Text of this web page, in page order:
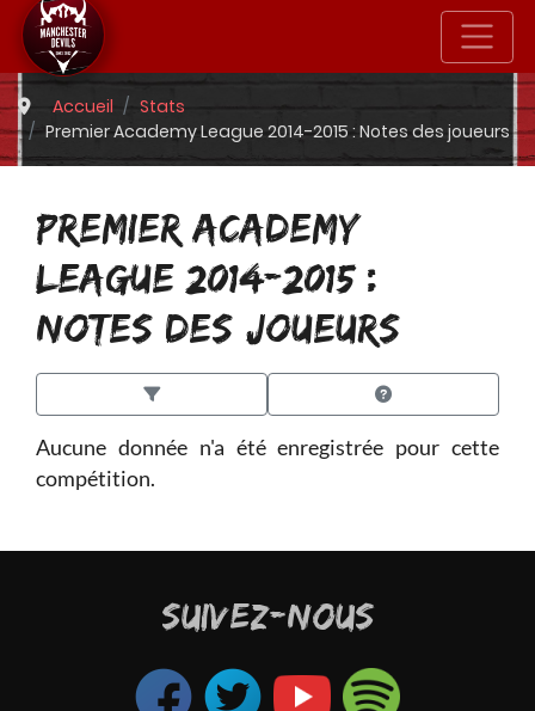
Accueil
Stats
Premier Academy League 2014-2015 : Notes des joueurs
PREMIER ACADEMY
LEAGUE 2014-2015 :
NOTES DES JOUEURS
Aucune donnée n'a été enregistrée pour cette
compétition.
SUIVEZ-NOUS